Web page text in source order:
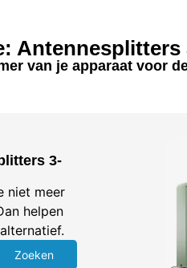
Antennesplitters
van je apparaat voor
3-
niet meer
helpen